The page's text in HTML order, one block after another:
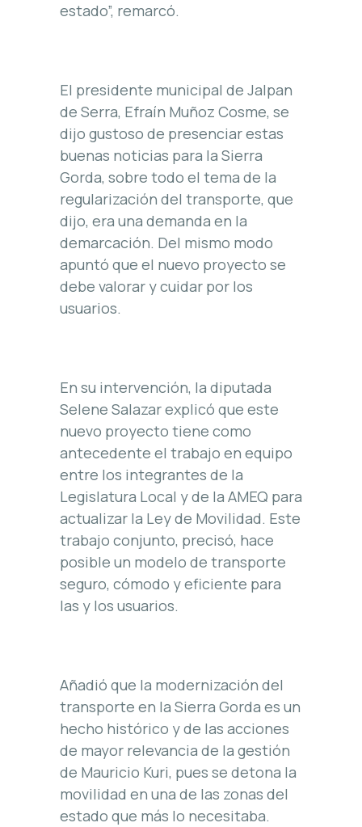
estado”, remarcó.
El presidente municipal de Jalpan
de Serra, Efraín Muñoz Cosme, se
dijo gustoso de presenciar estas
buenas noticias para la Sierra
Gorda, sobre todo el tema de la
regularización del transporte, que
dijo, era una demanda en la
demarcación. Del mismo modo
apuntó que el nuevo proyecto se
debe valorar y cuidar por los
usuarios.
En su intervención, la diputada
Selene Salazar explicó que este
nuevo proyecto tiene como
antecedente el trabajo en equipo
entre los integrantes de la
Legislatura Local y de la AMEQ para
actualizar la Ley de Movilidad. Este
trabajo conjunto, precisó, hace
posible un modelo de transporte
seguro, cómodo y eficiente para
las y los usuarios.
Añadió que la modernización del
transporte en la Sierra Gorda es un
hecho histórico y de las acciones
de mayor relevancia de la gestión
de Mauricio Kuri, pues se detona la
movilidad en una de las zonas del
estado que más lo necesitaba.